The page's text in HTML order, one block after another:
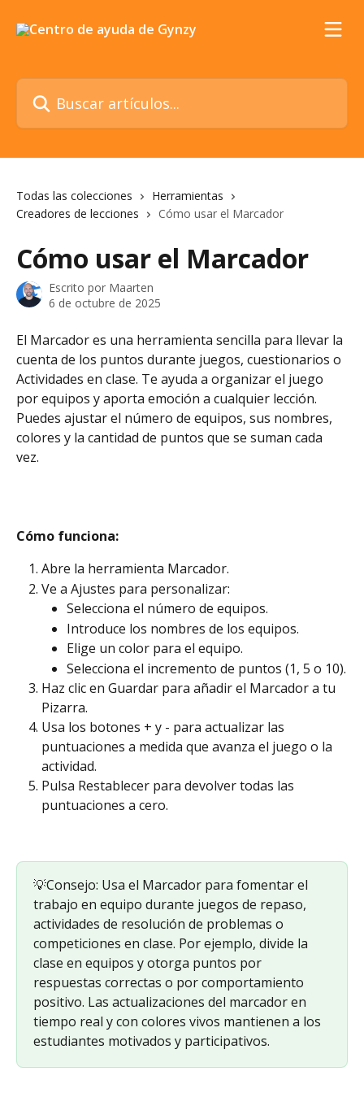
Buscar artículos...
Todas las colecciones
Herramientas
Creadores de lecciones
Cómo usar el Marcador
Cómo usar el Marcador
Escrito por Maarten
6 de octubre de 2025
El Marcador es una herramienta sencilla para llevar la
cuenta de los puntos durante juegos, cuestionarios o
Actividades en clase. Te ayuda a organizar el juego
por equipos y aporta emoción a cualquier lección.
Puedes ajustar el número de equipos, sus nombres,
colores y la cantidad de puntos que se suman cada
vez.
Cómo funciona:
Abre la herramienta Marcador.
Ve a Ajustes para personalizar:
Selecciona el número de equipos.
Introduce los nombres de los equipos.
Elige un color para el equipo.
Selecciona el incremento de puntos (1, 5 o 10).
Haz clic en Guardar para añadir el Marcador a tu
Pizarra.
Usa los botones + y - para actualizar las
puntuaciones a medida que avanza el juego o la
actividad.
Pulsa Restablecer para devolver todas las
puntuaciones a cero.
💡Consejo: Usa el Marcador para fomentar el
trabajo en equipo durante juegos de repaso,
actividades de resolución de problemas o
competiciones en clase. Por ejemplo, divide la
clase en equipos y otorga puntos por
respuestas correctas o por comportamiento
positivo. Las actualizaciones del marcador en
tiempo real y con colores vivos mantienen a los
estudiantes motivados y participativos.